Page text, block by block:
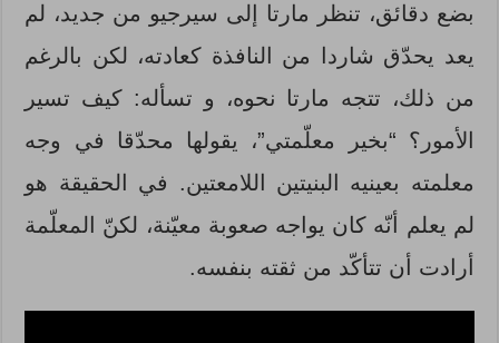
بضع دقائق، تنظر مارتا إلى سيرجيو من جديد، لم
يعد يحدّق شاردا من النافذة كعادته، لكن بالرغم
من ذلك، تتجه مارتا نحوه، و تسأله: كيف تسير
الأمور؟ “بخير معلّمتي”، يقولها محدّقا في وجه
معلمته بعينيه البنيتين اللامعتين. في الحقيقة هو
لم يعلم أنّه كان يواجه صعوبة معيّنة، لكنّ المعلّمة
أرادت أن تتأكّد من ثقته بنفسه.